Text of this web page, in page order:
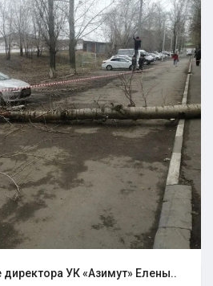
УК «Азимут» Елены..